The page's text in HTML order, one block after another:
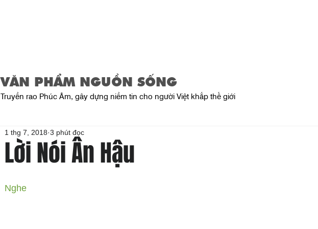
VĂN PHẨM NGUỒN SỐNG
Truyền rao Phúc Âm, gây dựng niềm tin cho người Việt khắp thế giới
Lời Nói Ân Hậu
1 thg 7, 2018 3 phút đọc
Nghe